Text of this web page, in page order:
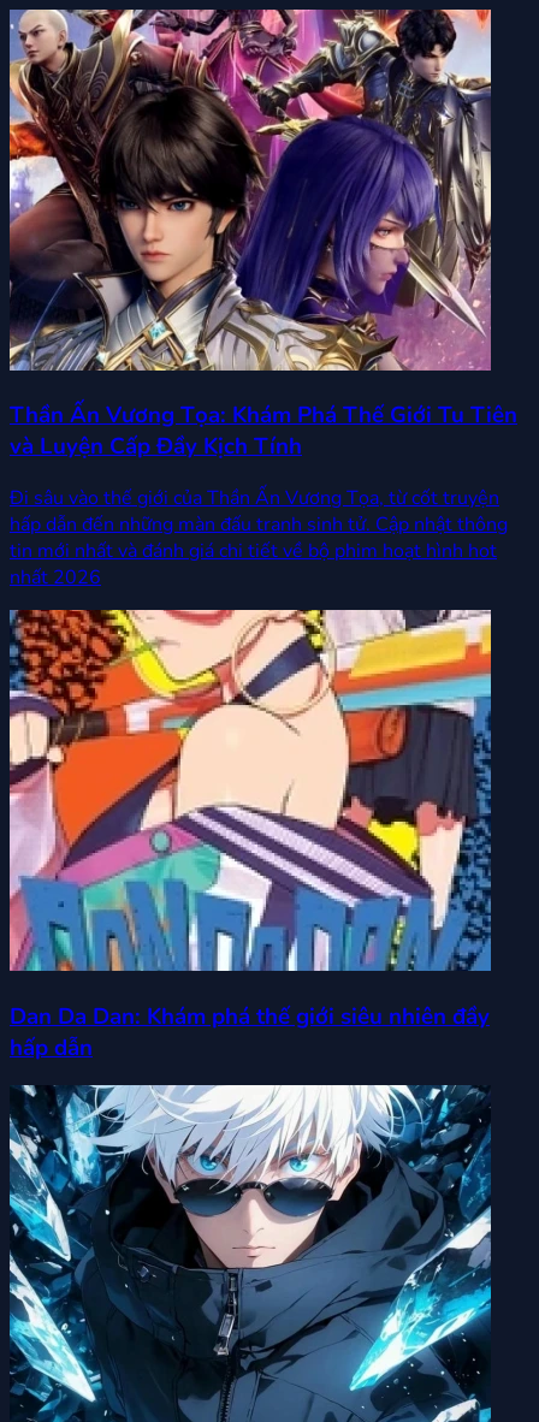
Thần Ấn Vương Tọa: Khám Phá Thế Giới Tu Tiên
và Luyện Cấp Đầy Kịch Tính
Đi sâu vào thế giới của Thần Ấn Vương Tọa, từ cốt truyện
hấp dẫn đến những màn đấu tranh sinh tử. Cập nhật thông
tin mới nhất và đánh giá chi tiết về bộ phim hoạt hình hot
nhất 2026
Dan Da Dan: Khám phá thế giới siêu nhiên đầy
hấp dẫn